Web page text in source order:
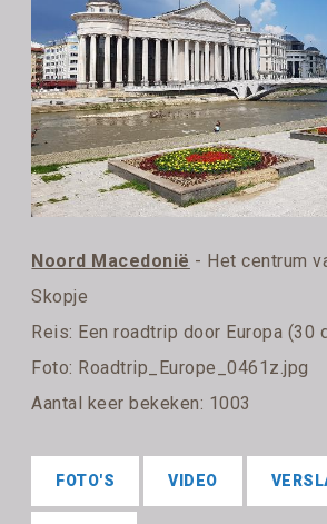
Noord Macedonië - Het centrum
Skopje
Reis: Een roadtrip door Europa (30
Foto: Roadtrip_Europe_0461z.jpg
Aantal keer bekeken: 1003
FOTO'S VIDEO